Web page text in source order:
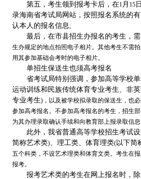
第五，考生领到报考卡后，在1月 15
录海南省考试局网站，按照报名系统的
认本人的报名信息;
最后，在市县招生办报名的考生，
生办规定的地点拍照电子相片。其他考生不需
用其参加基础会考时的电子相片。
单招生保送生也须高考报名
省考试局特别强调，参加高等学校单
运动训练和民族传统体育专业考生、非
专业考生)，以及被学校拟录取的保送生，也
参加高考报名。不参加高考报名的考生，招生
为其办理录取确认手续和向教育部上报录取信息
此外，我省普通高等学校招生考试设
简称艺术类)、理工类、体育理类(以下简
五个科类，不设艺术理类和体育文类。考生在
报考。
报考艺术类的考生在网上报名时，除